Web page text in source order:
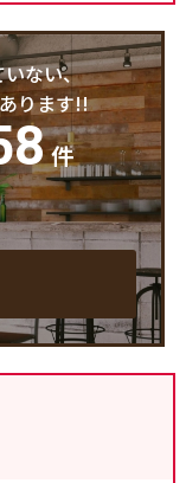
ない、
ります!!
件